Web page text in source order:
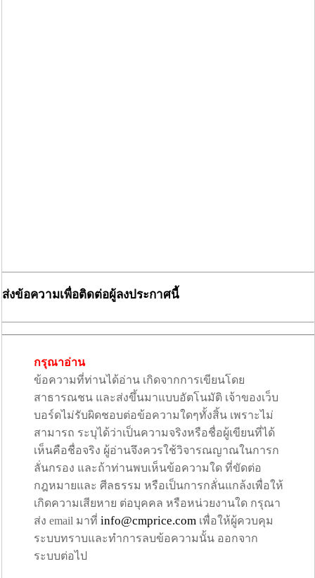
ส่งข้อความเพื่อติดต่อผู้ลงประกาศนี้
กรุณาอ่าน
ข้อความที่ท่านได้อ่าน เกิดจากการเขียนโดย
สาธารณชน และส่งขึ้นมาแบบอัตโนมัติ เจ้าของเว็บ
บอร์ดไม่รับผิดชอบต่อข้อความใดๆทั้งสิ้น เพราะไม่
สามารถ ระบุได้ว่าเป็นความจริงหรือชื่อผู้เขียนที่ได้
เห็นคือชื่อจริง ผู้อ่านจึงควรใช้วิจารณญาณในการก
ลั่นกรอง และถ้าท่านพบเห็นข้อความใด ที่ขัดต่อ
กฎหมายและ ศีลธรรม หรือเป็นการกลั่นแกล้งเพื่อให้
เกิดความเสียหาย ต่อบุคคล หรือหน่วยงานใด กรุณา
ส่ง email มาที่ info@cmprice.com เพื่อให้ผู้ควบคุม
ระบบทราบและทำการลบข้อความนั้น ออกจาก
ระบบต่อไป